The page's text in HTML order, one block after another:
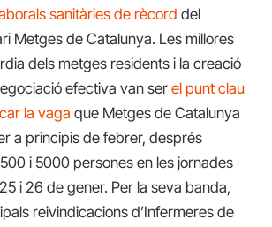
sanitàries de rècord del
Metges de Catalunya. Les millores
dels metges residents i la creació
efectiva van ser el punt clau
la vaga que Metges de Catalunya
a principis de febrer, després
i 5000 persones en les jornades
i 26 de gener. Per la seva banda,
reivindicacions d’Infermeres de